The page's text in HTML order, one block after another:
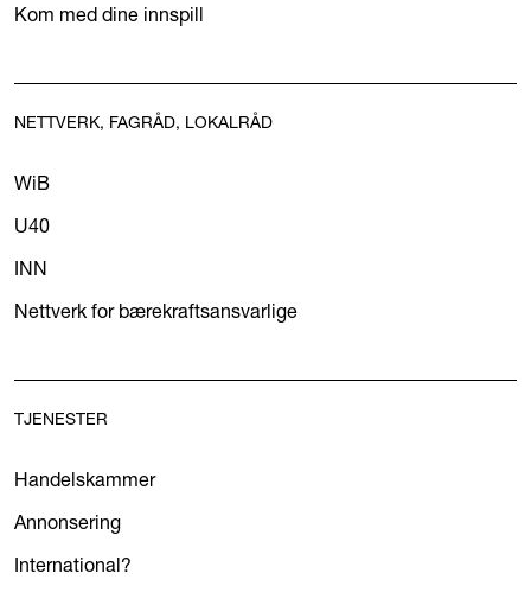
Kom med dine innspill
NETTVERK, FAGRÅD, LOKALRÅD
WiB
U40
INN
Nettverk for bærekraftsansvarlige
TJENESTER
Handelskammer
Annonsering
International?